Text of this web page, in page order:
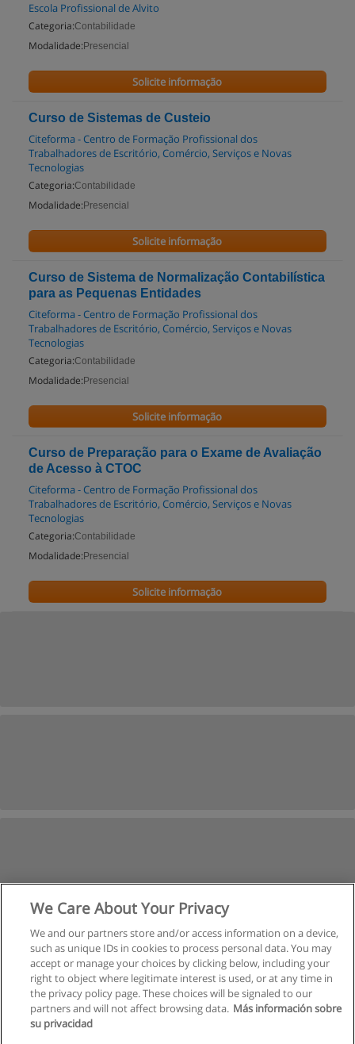
Escola Profissional de Alvito
Categoria:Contabilidade
Modalidade: Presencial
Solicite informação
Curso de Sistemas de Custeio
Citeforma - Centro de Formação Profissional dos
Trabalhadores de Escritório, Comércio, Serviços e Novas
Tecnologias
Categoria:Contabilidade
Modalidade: Presencial
Solicite informação
Curso de Sistema de Normalização Contabilística
para as Pequenas Entidades
Citeforma - Centro de Formação Profissional dos
Trabalhadores de Escritório, Comércio, Serviços e Novas
Tecnologias
Categoria:Contabilidade
Modalidade: Presencial
Solicite informação
Curso de Preparação para o Exame de Avaliação
de Acesso à CTOC
Citeforma - Centro de Formação Profissional dos
Trabalhadores de Escritório, Comércio, Serviços e Novas
Tecnologias
Categoria:Contabilidade
Modalidade: Presencial
Solicite informação
Próxima
Página 1de3
We Care About Your Privacy
We and our partners store and/or access information on a device,
such as unique IDs in cookies to process personal data. You may
accept or manage your choices by clicking below, including your
right to object where legitimate interest is used, or at any time in
the privacy policy page. These choices will be signaled to our
partners and will not affect browsing data. Más información sobre
su privacidad